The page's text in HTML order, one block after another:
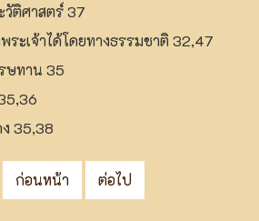
ติศาสตร์ 37
ระเจ้าได้โดยทางธรรมชาติ 32,47
ษทาน 35
35,38
ก่อนหน้า ต่อไป